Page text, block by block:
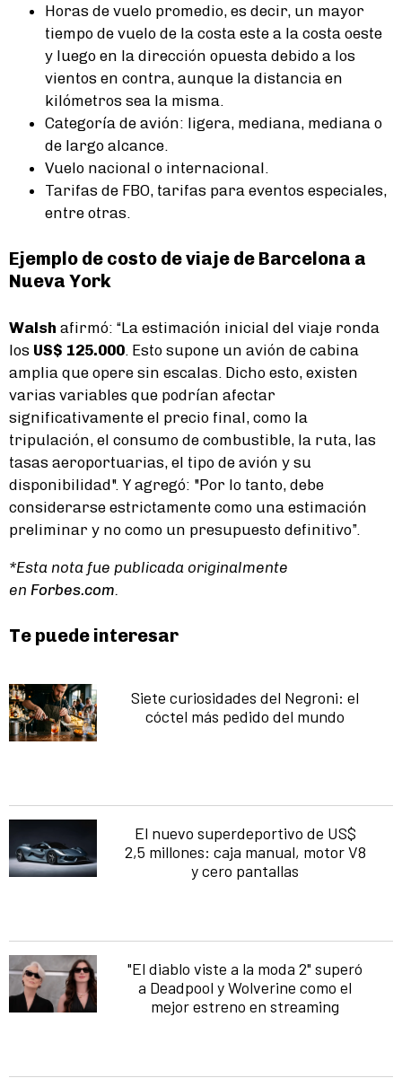
Horas de vuelo promedio, es decir, un mayor
tiempo de vuelo de la costa este a la costa oeste
y luego en la dirección opuesta debido a los
vientos en contra, aunque la distancia en
kilómetros sea la misma.
Categoría de avión: ligera, mediana, mediana o
de largo alcance.
Vuelo nacional o internacional.
Tarifas de FBO, tarifas para eventos especiales,
entre otras.
Ejemplo de costo de viaje de Barcelona a
Nueva York
Walsh afirmó: “La estimación inicial del viaje ronda
los US$ 125.000 . Esto supone un avión de cabina
amplia que opere sin escalas. Dicho esto, existen
varias variables que podrían afectar
significativamente el precio final, como la
tripulación, el consumo de combustible, la ruta, las
tasas aeroportuarias, el tipo de avión y su
disponibilidad". Y agregó: "Por lo tanto, debe
considerarse estrictamente como una estimación
preliminar y no como un presupuesto definitivo”.
*Esta nota fue publicada originalmente
en Forbes.com.
Te puede interesar
Siete curiosidades del Negroni: el
cóctel más pedido del mundo
El nuevo superdeportivo de US$
2,5 millones: caja manual, motor V8
y cero pantallas
"El diablo viste a la moda 2" superó
a Deadpool y Wolverine como el
mejor estreno en streaming